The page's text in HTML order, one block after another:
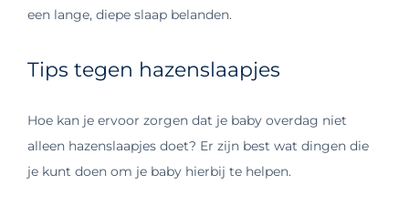
een lange, diepe slaap belanden.
Tips tegen hazenslaapjes
Hoe kan je ervoor zorgen dat je baby overdag niet
alleen hazenslaapjes doet? Er zijn best wat dingen die
je kunt doen om je baby hierbij te helpen.